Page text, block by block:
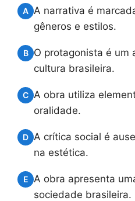
A A narrativa é
gêneros e estilos.
B
O protagonista é um
cultura brasileira.
C A obra utiliza
oralidade.
D A crítica social é
na estética.
E
A obra apresenta
sociedade brasileira.